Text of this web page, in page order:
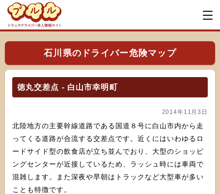
石川県のドライバー危険マップ
徳丸交差点 - 白山市幸明町
2014年11月3日
北陸地方の主要幹線道路である国道８号に白山市内から走
ってくる道路が合流する交差点です。近くにはいわゆるロ
ードサイド型の飲食店が立ち並んでおり、大型のショッピ
ングセンターが近接しているため、ラッシュ時には車両で
混雑します。また深夜や早朝はトラックなど大型車が多い
ことも特徴です。